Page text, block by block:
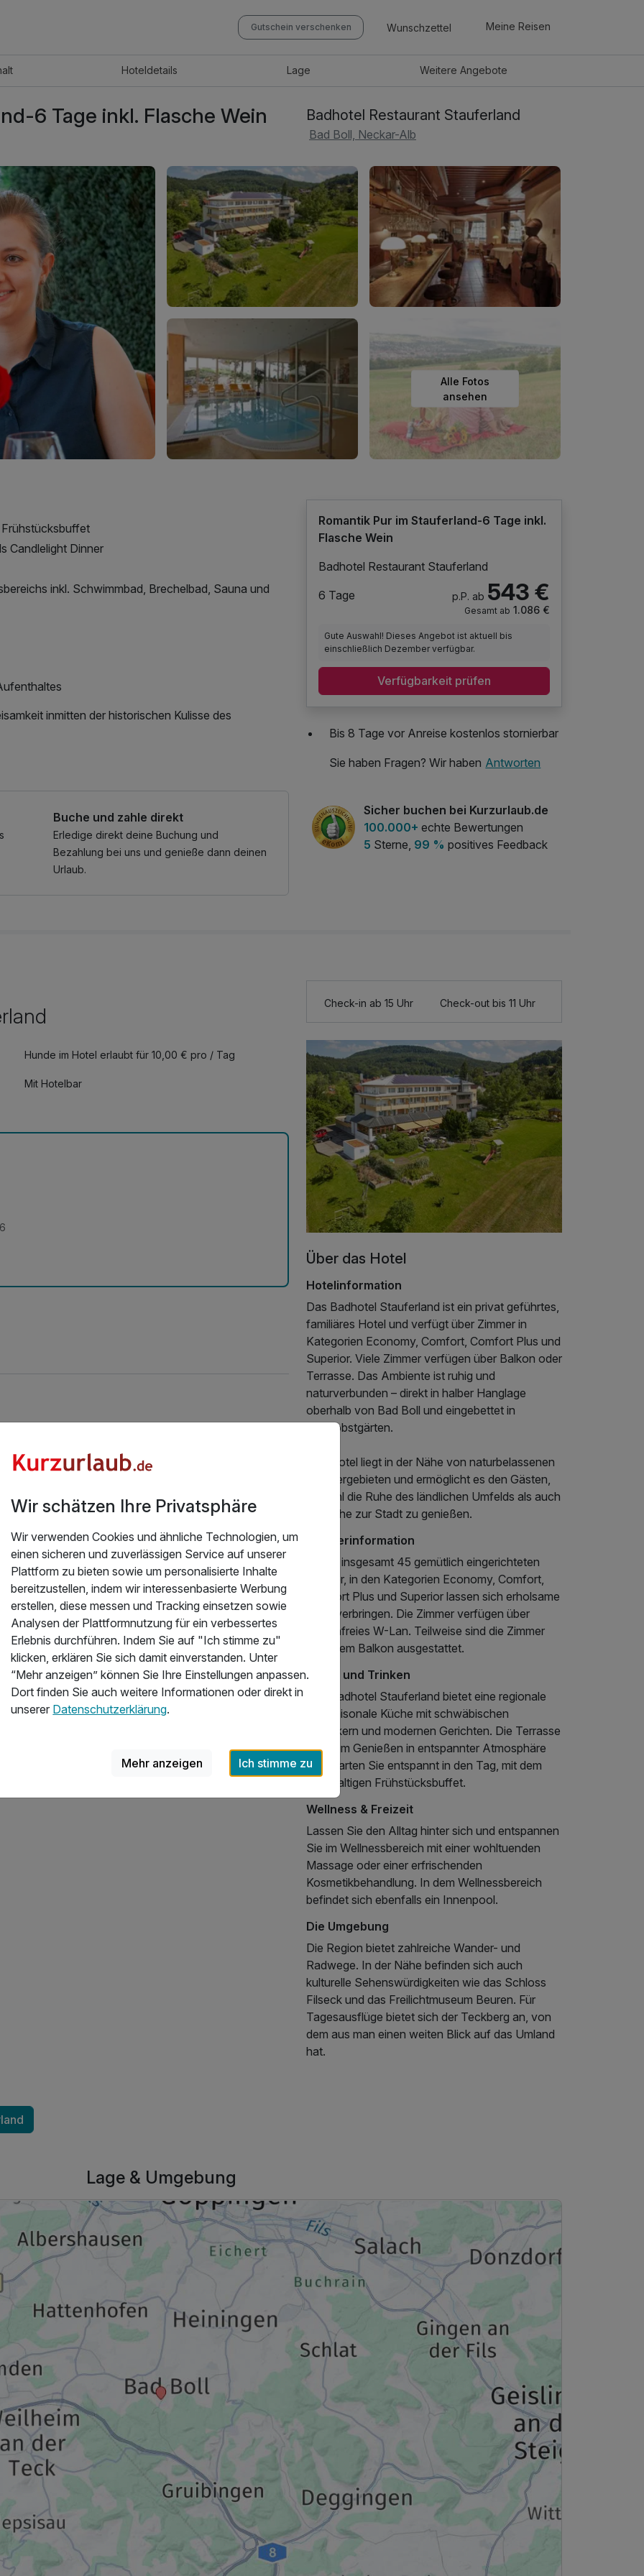
Gutschein verschenken Wunschzettel Meine Reisen
Hoteldetails Lage WeitereAngebote
6 Tage inkl. Flasche Wein Badhotel Restaurant Stauferland
Bad Boll, Neckar-Alb
Alle Fotos
ansehen
Candlelight Dinner
inkl. Schwimmbad, Brechelbad, Sauna und
inmitten der historischen Kulisse des
Buche und zahle direkt
Erledige direkt deine Buchung und
Bezahlung bei uns und genieße dann deinen
Urlaub.
Romantik Pur im Stauferland-6 Tage inkl.
Flasche Wein
Badhotel Restaurant Stauferland
6 Tage
p.P. ab 543 €
Gesamt ab 1.086 €
Gute Auswahl! Dieses Angebot ist aktuell bis
einschließlich Dezember verfügbar.
Verfügbarkeit prüfen
Bis 8 Tage vor Anreise kostenlos stornierbar
Sie haben Fragen? Wir haben Antworten
Sicher buchen bei Kurzurlaub.de
100.000+ echte Bewertungen
5 Sterne, 99 % positives Feedback
Hunde im Hotel erlaubt für 10,00 € pro / Tag
Mit Hotelbar
Check-in ab 15 Uhr Check-out bis 11 Uhr
Über das Hotel
Hotelinformation
Das Badhotel Stauferland ist ein privat geführtes,
familiäres Hotel und verfügt über Zimmer in
Kategorien Economy, Comfort, Comfort Plus und
Superior. Viele Zimmer verfügen über Balkon oder
Terrasse. Das Ambiente ist ruhig und
naturverbunden – direkt in halber Hanglage
oberhalb von Bad Boll und eingebettet in
Streuobstgärten.
Das Hotel liegt in der Nähe von naturbelassenen
Wandergebieten und ermöglicht es den Gästen,
sowohl die Ruhe des ländlichen Umfelds als auch
die Nähe zur Stadt zu genießen.
Zimmerinformation
In den insgesamt 45 gemütlich eingerichteten
Zimmer, in den Kategorien Economy, Comfort,
Comfort Plus und Superior lassen sich erholsame
Tage verbringen. Die Zimmer verfügen über
kostenfreies W-Lan. Teilweise sind die Zimmer
mit einem Balkon ausgestattet.
Essen und Trinken
Das Badhotel Stauferland bietet eine regionale
und saisonale Küche mit schwäbischen
Klassikern und modernen Gerichten. Die Terrasse
lädt zum Genießen in entspannter Atmosphäre
ein. Starten Sie entspannt in den Tag, mit dem
reichhaltigen Frühstücksbuffet.
Wellness & Freizeit
Lassen Sie den Alltag hinter sich und entspannen
Sie im Wellnessbereich mit einer wohltuenden
Massage oder einer erfrischenden
Kosmetikbehandlung. In dem Wellnessbereich
befindet sich ebenfalls ein Innenpool.
Die Umgebung
Die Region bietet zahlreiche Wander- und
Radwege. In der Nähe befinden sich auch
kulturelle Sehenswürdigkeiten wie das Schloss
Filseck und das Freilichtmuseum Beuren. Für
Tagesausflüge bietet sich der Teckberg an, von
dem aus man einen weiten Blick auf das Umland
hat.
Lage & Umgebung
Wir schätzen Ihre Privatsphäre
Wir verwenden Cookies und ähnliche Technologien, um
einen sicheren und zuverlässigen Service auf unserer
Plattform zu bieten sowie um personalisierte Inhalte
bereitzustellen, indem wir interessenbasierte Werbung
erstellen, diese messen und Tracking einsetzen sowie
Analysen der Plattformnutzung für ein verbessertes
Erlebnis durchführen. Indem Sie auf "Ich stimme zu"
klicken, erklären Sie sich damit einverstanden. Unter
“Mehr anzeigen” können Sie Ihre Einstellungen anpassen.
Dort finden Sie auch weitere Informationen oder direkt in
unserer Datenschutzerklärung.
Mehr anzeigen Ich stimme zu